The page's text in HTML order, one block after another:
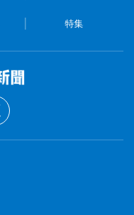
特集